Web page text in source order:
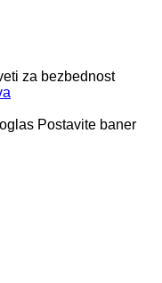
za bezbednost
Postavite baner